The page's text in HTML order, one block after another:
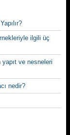
ilgili üç
ve nesneleri
nedir?